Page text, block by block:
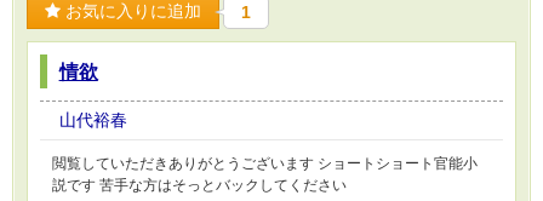
お気に入りに追加 1
情欲
山代裕春
閲覧していただきありがとうございます ショートショート官能小
説です 苦手な方はそっとバックしてください